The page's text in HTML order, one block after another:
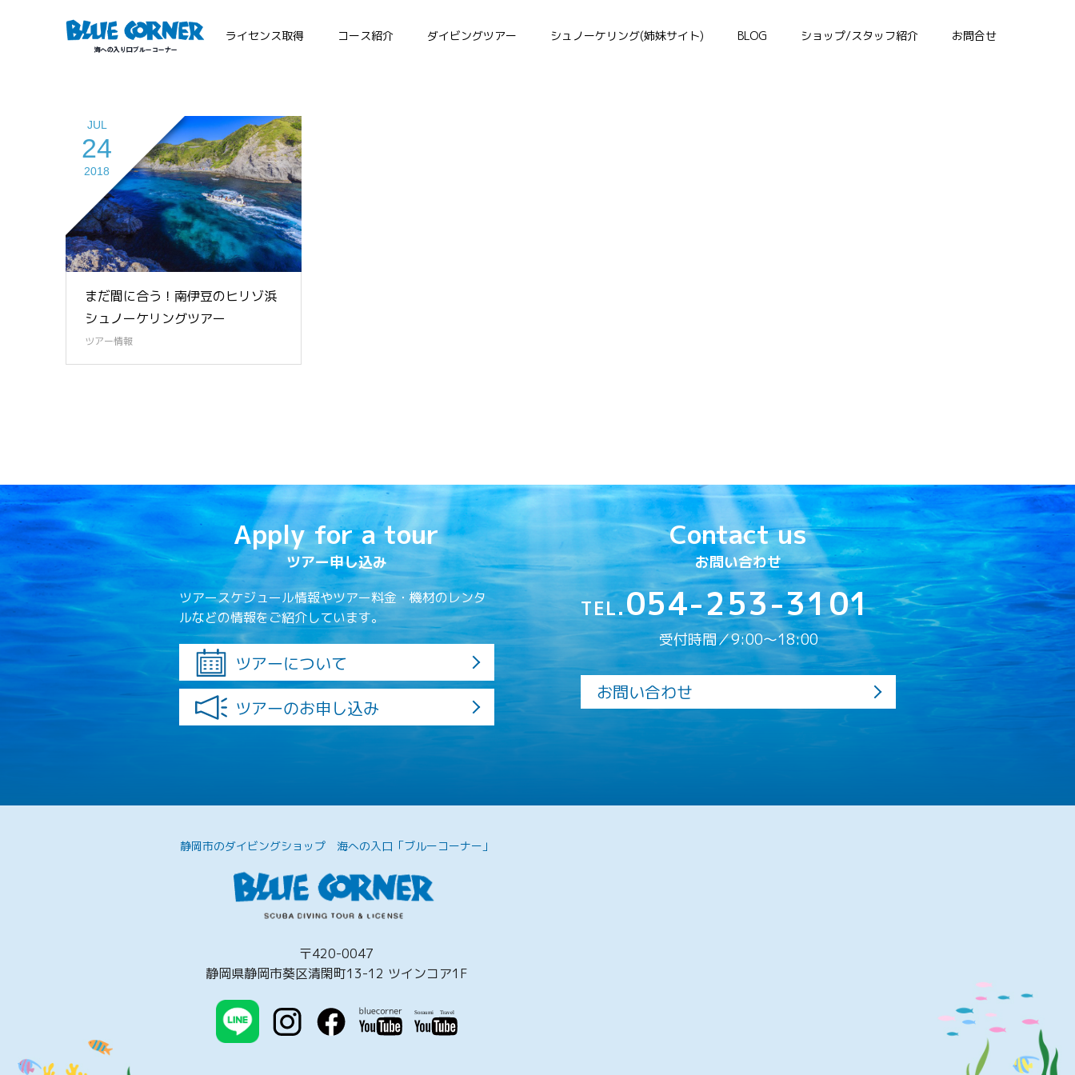
ライセンス取得 コース紹介 ダイビングツアー シュノーケリング(姉妹サイト) BLOG ショップ/スタッフ紹介 お問合せ
南伊豆
JUL
24
2018
まだ間に合う！南伊豆のヒリゾ浜
シュノーケリングツアー
ツアー情報
Apply for a tour
ツアー申し込み
ツアースケジュール情報やツアー料金・機材のレンタ
ルなどの情報をご紹介しています。
ツアーについて
ツアーのお申し込み
Contact us
お問い合わせ
TEL.054-253-3101
受付時間／9:00〜18:00
お問い合わせ
静岡市のダイビングショップ 海への入口「ブルーコーナー」
〒420-0047
静岡県静岡市葵区清閑町13-12 ツインコア1F